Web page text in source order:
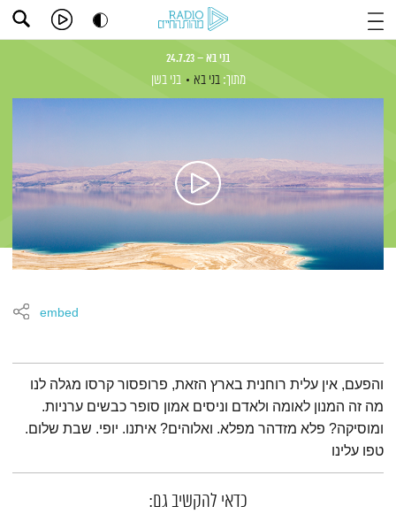
בני בא – 24.7.23
מתוך: בני בא בני בשן
embed
תמצית הפודקאסט
והפעם, אין עלית רוחנית בארץ הזאת, פרופסור קרסו מגלה לנו
מה זה המנון לאומה ולאדם וניסים אמון סופר כבשים ערניות.
ומוסיקה? פלא מזדהר מפלא. ואלוהים? איתנו. יופי. שבת שלום.
טפו עלינו
כדאי להקשיב גם: